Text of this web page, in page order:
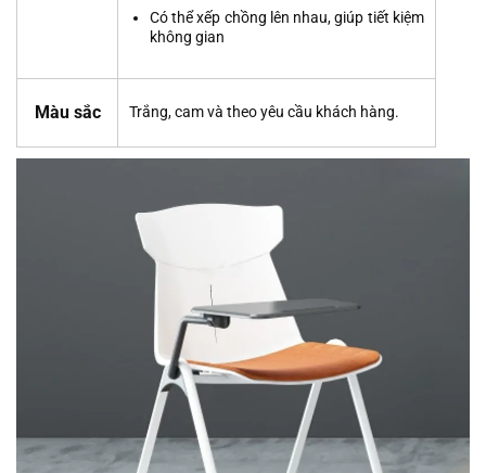
Có thể xếp chồng lên nhau, giúp tiết kiệm
không gian
Màu sắc Trắng, cam và theo yêu cầu khách hàng.